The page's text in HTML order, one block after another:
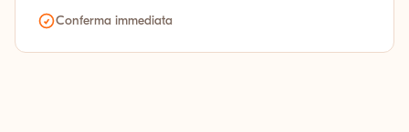
Conferma immediata